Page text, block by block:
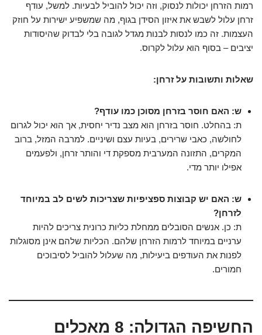
רמות הזרחן יכולות לנסוק, וזה יכול להוביל לבעיות. למשל, עודף
זרחן עלול לשבש את איזון הסידן בגוף, מה שמשפיע ישירות על חוזק
העצמות. זה כמו לנסות לבנות מגדל לגובה בלי לבדוק שהיסודות
יציבים – בסוף הוא עלול לקרוס.
שאלות ותשובות על זרחן:
ש: האם חוסר בזרחן מסוכן כמו עודף?
ת: בהחלט. חוסר בזרחן הוא מצב נדיר יחסית, אך הוא יכול לגרום
לחולשה, כאבי שרירים, בעיות עצם ושיניים. למרבה המזל, ברוב
המקרים, התזונה המערבית מספקת די והותר זרחן, ולפעמים
אפילו יותר מדי.
ש: האם יש קבוצות ספציפיות שצריכות לשים לב במיוחד
לזרחן?
ת: כן. אנשים הסובלים ממחלת כליות כרונית צריכים להיות
ערניים במיוחד לרמות הזרחן שלהם. הכליות שלהם אינן מסוגלות
לפנות את העודפים ביעילות, מה שעלול להוביל לסיבוכים
חמורים.
החשיפה הגדולה: 8 מאכלים